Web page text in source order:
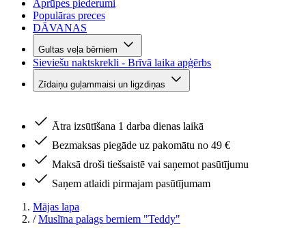
Aprūpes piederumi
Populāras preces
DĀVANAS
Gultas veļa bērniem
Sieviešu naktskrekli - Brīvā laika apģērbs
Zīdaiņu guļammaisi un ligzdiņas
Ātra izsūtīšana 1 darba dienas laikā
Bezmaksas piegāde uz pakomātu no 49 €
Maksā droši tiešsaistē vai saņemot pasūtījumu
Saņem atlaidi pirmajam pasūtījumam
Mājas lapa
/ Muslīna palags berniem "Teddy"